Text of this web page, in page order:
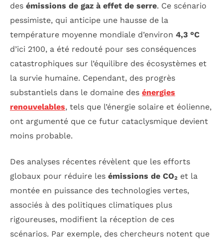
des émissions de gaz à effet de serre. Ce scénario
pessimiste, qui anticipe une hausse de la
température moyenne mondiale d’environ 4,3 °C
d’ici 2100, a été redouté pour ses conséquences
catastrophiques sur l’équilibre des écosystèmes et
la survie humaine. Cependant, des progrès
substantiels dans le domaine des énergies
renouvelables, tels que l’énergie solaire et éolienne,
ont argumenté que ce futur cataclysmique devient
moins probable.
Des analyses récentes révèlent que les efforts
globaux pour réduire les émissions de CO₂ et la
montée en puissance des technologies vertes,
associés à des politiques climatiques plus
rigoureuses, modifient la réception de ces
scénarios. Par exemple, des chercheurs notent que